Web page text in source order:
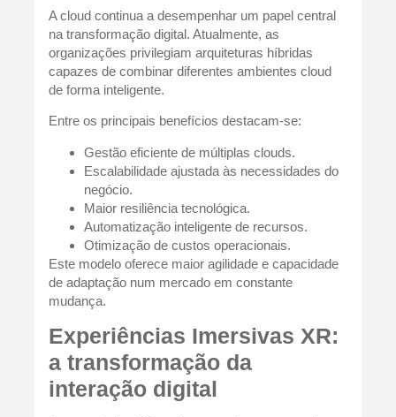
A cloud continua a desempenhar um papel central
na transformação digital. Atualmente, as
organizações privilegiam arquiteturas híbridas
capazes de combinar diferentes ambientes cloud
de forma inteligente.
Entre os principais benefícios destacam-se:
Gestão eficiente de múltiplas clouds.
Escalabilidade ajustada às necessidades do
negócio.
Maior resiliência tecnológica.
Automatização inteligente de recursos.
Otimização de custos operacionais.
Este modelo oferece maior agilidade e capacidade
de adaptação num mercado em constante
mudança.
Experiências Imersivas XR:
a transformação da
interação digital